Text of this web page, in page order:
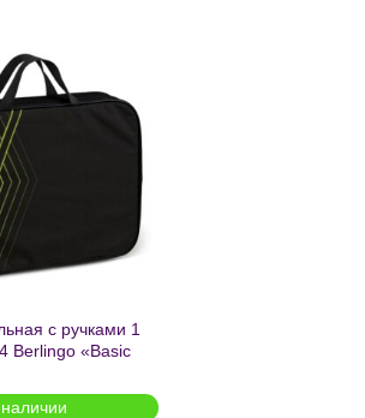
Добавить
с ручками 1
Berlingo «Basic